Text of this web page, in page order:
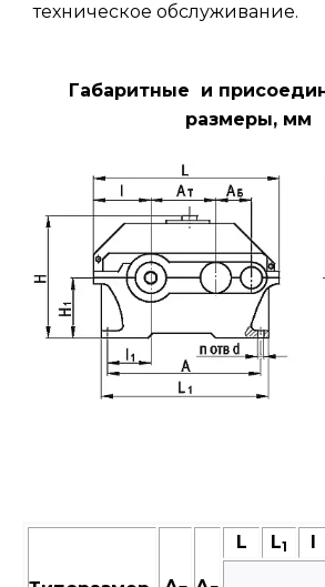
техническое обслуживание.
Габаритные и
размеры, мм
L L1 I